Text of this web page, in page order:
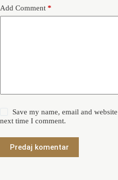
Add Comment *
Save my name, email and
next time I comment.
Predaj komentar